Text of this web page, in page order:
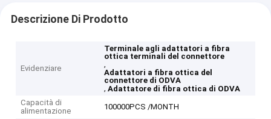
Descrizione Di Prodotto
Evidenziare
Terminale agli adattatori a fibra
ottica terminali del connettore
,
Adattatori a fibra ottica del
connettore di ODVA
,Adattatore di fibra ottica di ODVA
Capacità di
alimentazione
100000PCS /MONTH